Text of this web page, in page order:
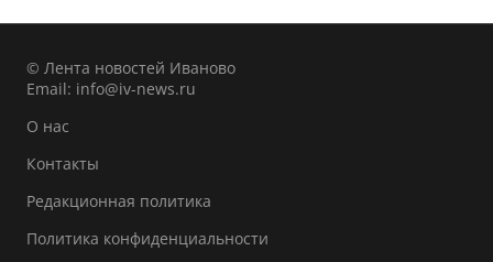
© Лента новостей Иваново
Email: info@iv-news.ru
О нас
Контакты
Редакционная политика
Политика конфиденциальности